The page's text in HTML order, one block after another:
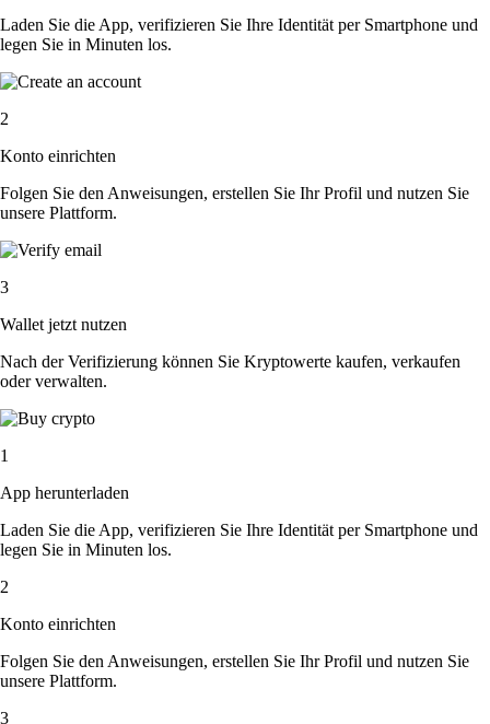
Laden Sie die App, verifizieren Sie Ihre Identität per Smartphone und
legen Sie in Minuten los.
2
Konto einrichten
Folgen Sie den Anweisungen, erstellen Sie Ihr Profil und nutzen Sie
unsere Plattform.
3
Wallet jetzt nutzen
Nach der Verifizierung können Sie Kryptowerte kaufen, verkaufen
oder verwalten.
1
App herunterladen
Laden Sie die App, verifizieren Sie Ihre Identität per Smartphone und
legen Sie in Minuten los.
2
Konto einrichten
Folgen Sie den Anweisungen, erstellen Sie Ihr Profil und nutzen Sie
unsere Plattform.
3